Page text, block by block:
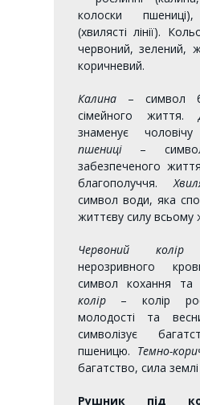
колоски пшениці),
(хвилясті лінії).
червоний, зелений,
коричневий.
Калина– символ
сімейного життя.
знаменує
пшениці– символ
забезпеченого
благополуччя.
символ води, яка
життєву силу всьому
Червоний колір
нерозривного
символ кохання та
колір– колір
молодості та
символізує
пшеницю. Темно-
багатство, сила землі
Рушник під